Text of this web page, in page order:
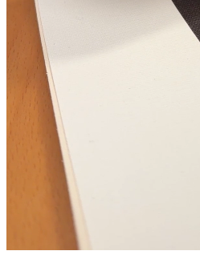
Pause